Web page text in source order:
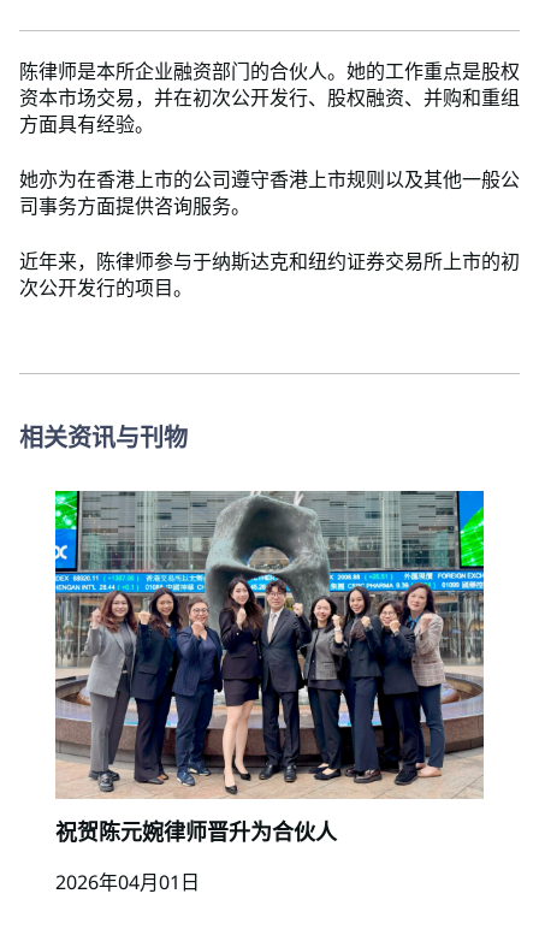
陈律师是本所企业融资部门的合伙人。她的工作重点是股权
资本市场交易，并在初次公开发行、股权融资、并购和重组
方面具有经验。
她亦为在香港上市的公司遵守香港上市规则以及其他一般公
司事务方面提供咨询服务。
近年来，陈律师参与于纳斯达克和纽约证券交易所上市的初
次公开发行的项目。
相关资讯与刊物
祝贺陈元婉律师晋升为合伙人
2026年04月01日